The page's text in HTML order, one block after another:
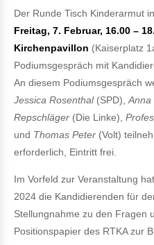
Der Runde Tisch Kinderarmut
Freitag, 7. Februar, 16.00 –
Kirchenpavillon (Kaiserplatz
Podiumsgespräch mit
An diesem Podiumsgespräch
Jessica Rosenthal(SPD), Anna
Repschläger (Die Linke),
und Thomas Peter (Volt)
erforderlich, Eintritt frei.
Im Vorfeld zur Veranstaltung
2024 die Kandidierenden für
Stellungnahme zu den Fragen
Positionspapier des RTKA zur